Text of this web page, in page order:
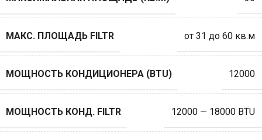
МАКС. ПЛОЩАДЬ FILTR от 31 до 60 кв.м
МОЩНОСТЬ КОНДИЦИОНЕРА (BTU) 12000
МОЩНОСТЬ КОНД. FILTR 12000 — 18000 BTU